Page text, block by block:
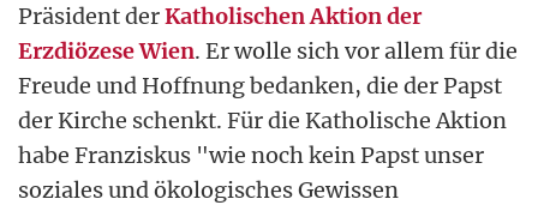
Präsident derKatholischen Aktion der
Erzdiözese Wien. Er wolle sich vor allem für die
Freude und Hoffnung bedanken, die der Papst
der Kirche schenkt. Für die Katholische Aktion
habe Franziskus "wie noch kein Papst unser
soziales und ökologisches Gewissen